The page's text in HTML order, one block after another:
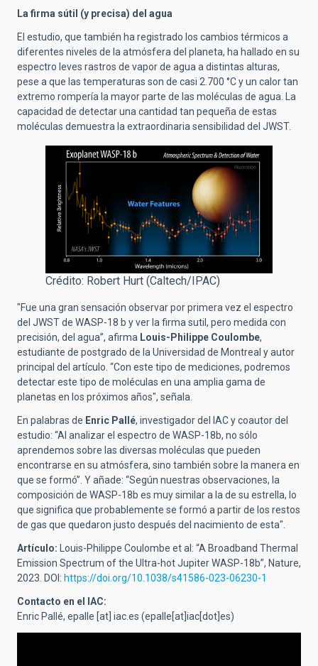
La firma sútil (y precisa) del agua
El estudio, que también ha registrado los cambios térmicos a
diferentes niveles de la atmósfera del planeta, ha hallado en su
espectro leves rastros de vapor de agua a distintas alturas,
pese a que las temperaturas son de casi 2.700 °C y un calor tan
extremo rompería la mayor parte de las moléculas de agua. La
capacidad de detectar una cantidad tan pequeña de estas
moléculas demuestra la extraordinaria sensibilidad del JWST.
Crédito: Robert Hurt (Caltech/IPAC)
"Fue una gran sensación observar por primera vez el espectro
del JWST de WASP-18 b y ver la firma sutil, pero medida con
precisión, del agua”, afirma Louis-Philippe Coulombe,
estudiante de postgrado de la Universidad de Montreal y autor
principal del artículo. “Con este tipo de mediciones, podremos
detectar este tipo de moléculas en una amplia gama de
planetas en los próximos años", señala.
En palabras de Enric Pallé, investigador del IAC y coautor del
estudio: “Al analizar el espectro de WASP-18b, no sólo
aprendemos sobre las diversas moléculas que pueden
encontrarse en su atmósfera, sino también sobre la manera en
que se formó”. Y añade: “Según nuestras observaciones, la
composición de WASP-18b es muy similar a la de su estrella, lo
que significa que probablemente se formó a partir de los restos
de gas que quedaron justo después del nacimiento de esta".
Artículo: Louis-Philippe Coulombe et al: “A Broadband Thermal
Emission Spectrum of the Ultra-hot Jupiter WASP-18b”, Nature,
2023. DOI: https://doi.org/10.1038/s41586-023-06230-1
Contacto en el IAC:
Enric Pallé, epalle [at] iac.es (epalle[at]iac[dot]es)